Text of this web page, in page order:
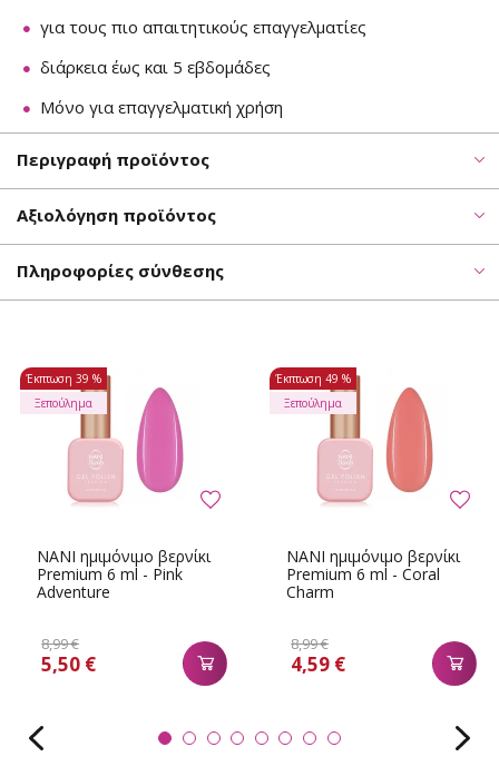
για τους πιο απαιτητικούς επαγγελματίες
διάρκεια έως και 5 εβδομάδες
Μόνο για επαγγελματική χρήση
Περιγραφή προϊόντος
Αξιολόγηση προϊόντος
Πληροφορίες σύνθεσης
NANI ημιμόνιμο βερνίκι
Premium 6 ml - Pink
Adventure
8,99 €
5,50 €
Έκπτωση 39 %
Ξεπούλημα
NANI ημιμόνιμο βερνίκι
Premium 6 ml - Coral
Charm
8,99 €
4,59 €
Έκπτωση 49 %
Ξεπούλημα